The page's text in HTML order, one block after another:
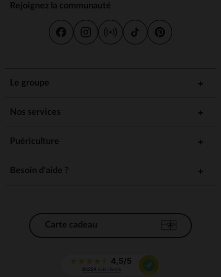
Rejoignez la communauté
Le groupe
Nos services
Puériculture
Besoin d'aide ?
Carte cadeau